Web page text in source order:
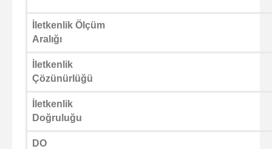
İletkenlik Ölçüm
Aralığı
İletkenlik
Çözünürlüğü
İletkenlik
Doğruluğu
DO